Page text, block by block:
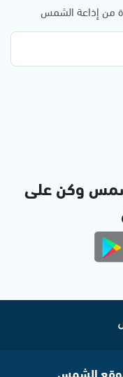
من إذاعة الشمس
وكن على